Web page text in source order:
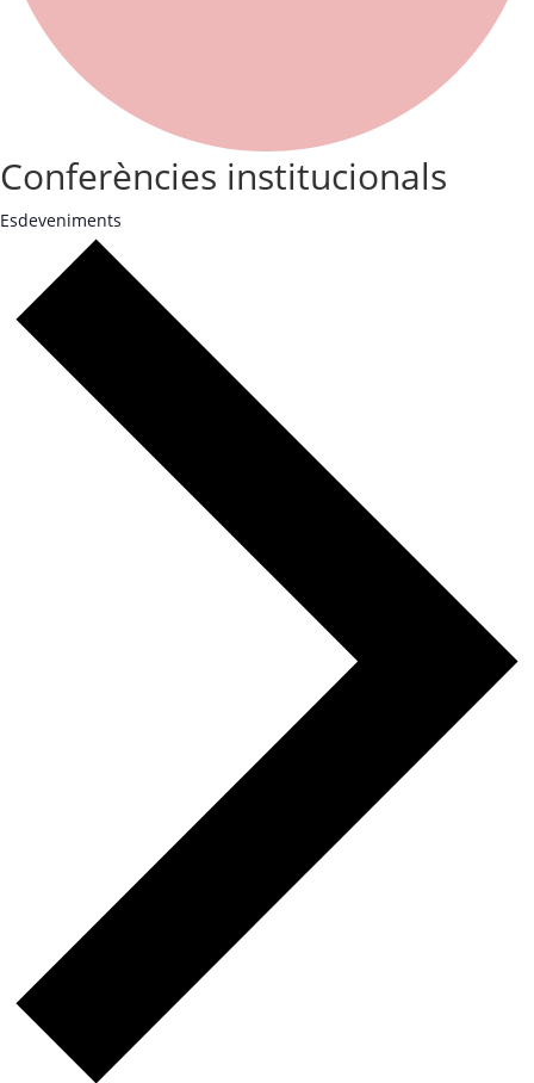
Conferències institucionals
Esdeveniments